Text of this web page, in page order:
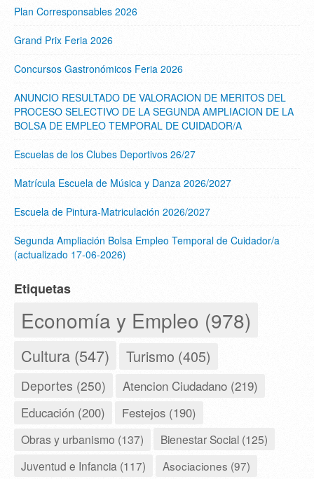
Plan Corresponsables 2026
Grand Prix Feria 2026
Concursos Gastronómicos Feria 2026
ANUNCIO RESULTADO DE VALORACION DE MERITOS DEL
PROCESO SELECTIVO DE LA SEGUNDA AMPLIACION DE LA
BOLSA DE EMPLEO TEMPORAL DE CUIDADOR/A
Escuelas de los Clubes Deportivos 26/27
Matrícula Escuela de Música y Danza 2026/2027
Escuela de Pintura-Matriculación 2026/2027
Segunda Ampliación Bolsa Empleo Temporal de Cuidador/a
(actualizado 17-06-2026)
Etiquetas
Economía y Empleo (978)
Cultura (547) Turismo (405)
Deportes (250) Atencion Ciudadano (219)
Educación (200) Festejos (190)
Obras y urbanismo (137)
Bienestar Social (125)
Juventud e Infancia (117)
Asociaciones (97)